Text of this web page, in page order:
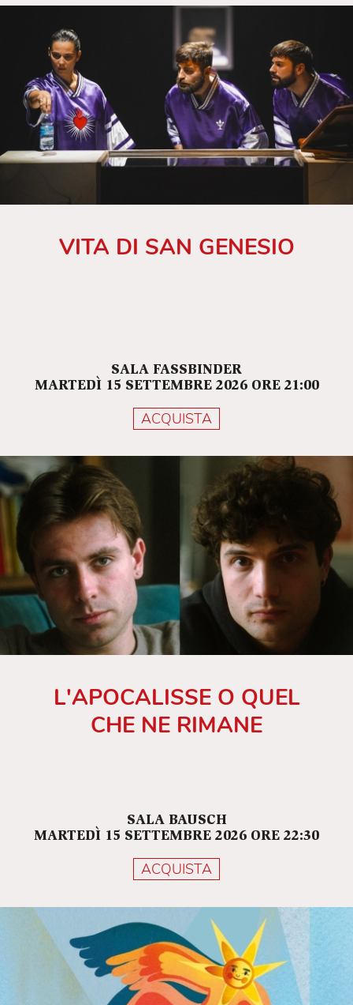
VITA DI SAN GENESIO
SALA FASSBINDER
MARTEDÌ 15 SETTEMBRE 2026 ORE 21:00
ACQUISTA
L'APOCALISSE O QUEL
CHE NE RIMANE
SALA BAUSCH
MARTEDÌ 15 SETTEMBRE 2026 ORE 22:30
ACQUISTA